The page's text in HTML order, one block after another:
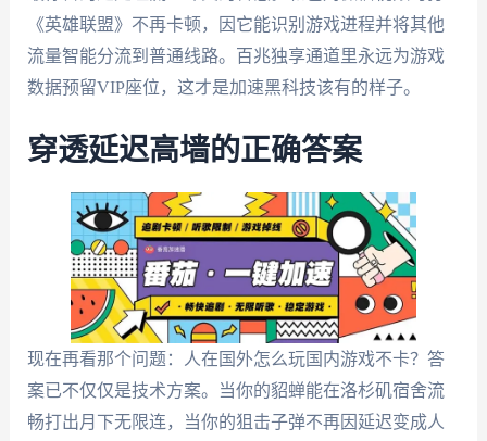
《英雄联盟》不再卡顿，因它能识别游戏进程并将其他
流量智能分流到普通线路。百兆独享通道里永远为游戏
数据预留VIP座位，这才是加速黑科技该有的样子。
穿透延迟高墙的正确答案
现在再看那个问题：人在国外怎么玩国内游戏不卡？答
案已不仅仅是技术方案。当你的貂蝉能在洛杉矶宿舍流
畅打出月下无限连，当你的狙击子弹不再因延迟变成人